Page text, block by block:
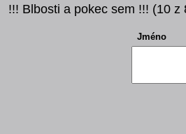
!!! Blbosti a pokec sem !!! (10 z
Jméno